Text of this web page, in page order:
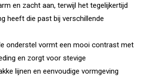
en zacht aan, terwijl het tegelijkertijd
heeft die past bij verschillende
onderstel vormt een mooi contrast met
en zorgt voor stevige
lijnen en eenvoudige vormgeving